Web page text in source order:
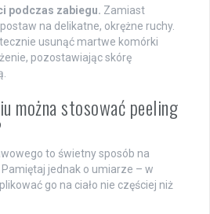
podczas zabiegu. Zamiast
na delikatne, okrężne ruchy.
usunąć martwe komórki
pozostawiając skórę
można stosować peeling
to świetny sposób na
jednak o umiarze – w
go na ciało nie częściej niż